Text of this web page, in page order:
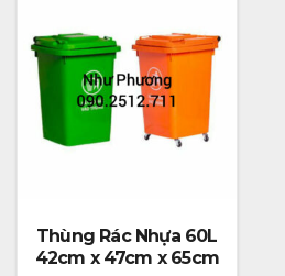
Thùng Rác Nhựa 60L
42cm x 47cm x 65cm